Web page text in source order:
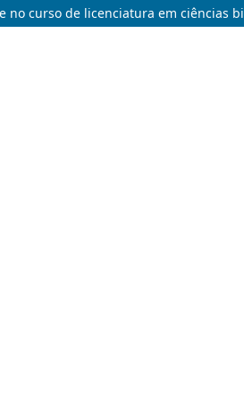
no curso de licenciatura em ciências